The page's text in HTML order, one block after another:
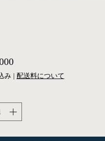
価
格
み | 配送料について